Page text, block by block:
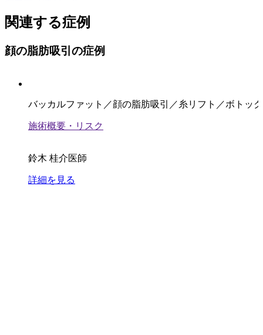
関連する症例
顔の脂肪吸引の症例
バッカルファット／顔の脂肪吸引／糸リフト／ボトッ
施術概要・リスク
鈴木 桂介医師
詳細を見る